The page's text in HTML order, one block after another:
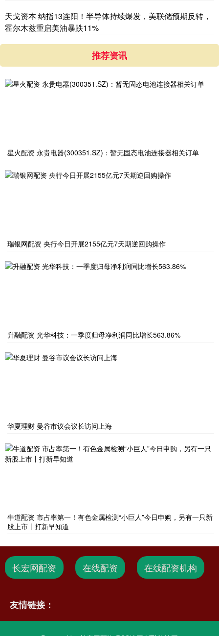
天戈资本 纳指13连阳！半导体持续爆发，美联储预期反转，
霍尔木兹重启美油暴跌11%
推荐资讯
星火配资 永贵电器(300351.SZ)：暂无固态电池连接器相关订单
瑞银网配资 央行今日开展2155亿元7天期逆回购操作
升融配资 光华科技：一季度归母净利润同比增长563.86%
华夏理财 曼谷市议会议长访问上海
牛道配资 市占率第一！有色金属检测“小巨人”今日申购，另有一只新
股上市丨打新早知道
长宏网配资 在线配资 在线配资机构
友情链接：